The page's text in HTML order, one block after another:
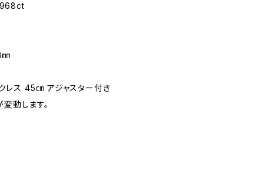
ス 45㎝ アジャスター付き
動します。